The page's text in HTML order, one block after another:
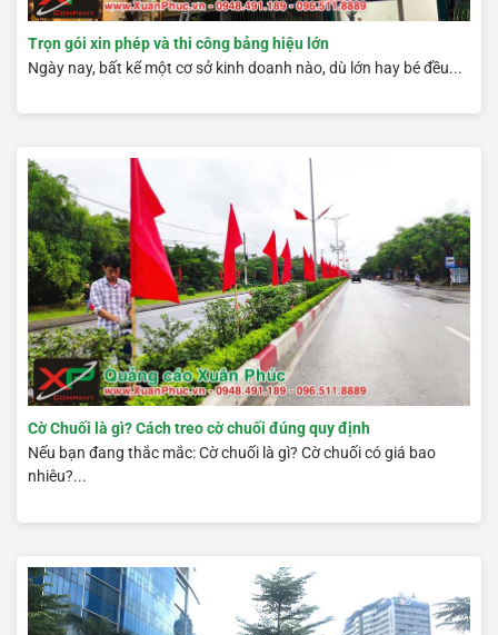
Trọn gói xin phép và thi công bảng hiệu lớn
Ngày nay, bất kể một cơ sở kinh doanh nào, dù lớn hay bé đều...
Cờ Chuối là gì? Cách treo cờ chuối đúng quy định
Nếu bạn đang thắc mắc: Cờ chuối là gì? Cờ chuối có giá bao
nhiêu?...